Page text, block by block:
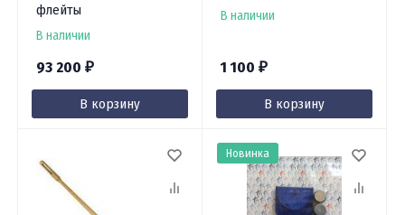
флейты
В наличии
93 200 ₽
В корзину
В наличии
1 100 ₽
В корзину
Новинка